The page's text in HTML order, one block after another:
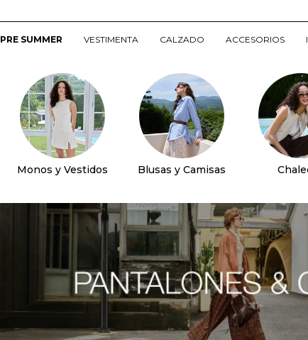
PRE SUMMER VESTIMENTA CALZADO ACCESORIOS
Monos y Vestidos Blusas y Camisas